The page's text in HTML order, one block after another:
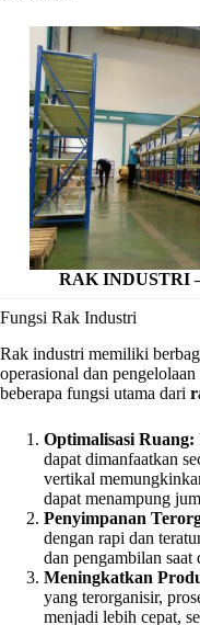
RAK INDUSTRI
Fungsi Rak Industri
Rak industri memiliki
operasional dan
beberapa fungsi utama dari
Optimalisasi Ruang:
dapat dimanfaatkan
vertikal
dapat menampung
Penyimpanan
dengan rapi dan
dan pengambilan saat
Meningkatkan
yang terorganisir,
menjadi lebih cepat,